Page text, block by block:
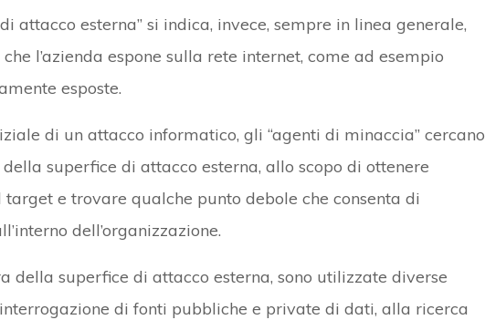
attacco esterna” si indica, invece, sempre in linea generale,
l’azienda espone sulla rete internet, come ad esempio
esposte.
di un attacco informatico, gli “agenti di minaccia” cercano
superfice di attacco esterna, allo scopo di ottenere
e trovare qualche punto debole che consenta di
dell’organizzazione.
della superfice di attacco esterna, sono utilizzate diverse
di fonti pubbliche e private di dati, alla ricerca